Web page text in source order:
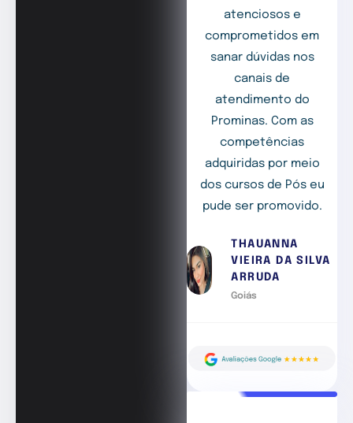
atenciosos e
comprometidos em
sanar dúvidas nos
canais de
atendimento do
Prominas. Com as
competências
adquiridas por meio
dos cursos de Pós eu
pude ser promovido.
THAUANNA
VIEIRA DA SILVA
ARRUDA
Goiás